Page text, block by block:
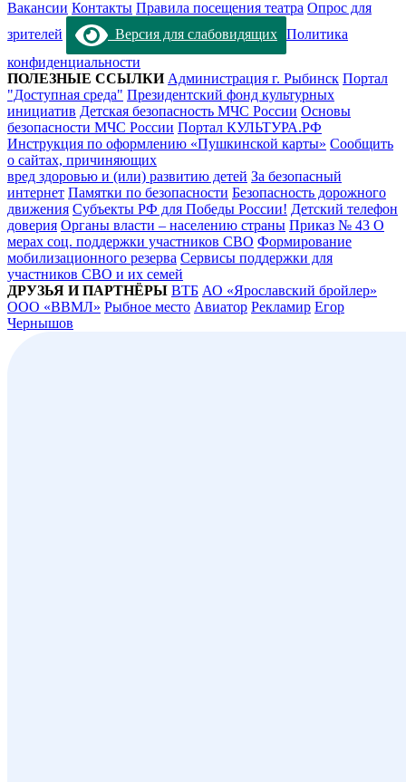
Вакансии Контакты Правила посещения театра Опрос для
зрителей
Версия для слабовидящих Политика
конфиденциальности
ПОЛЕЗНЫЕ ССЫЛКИ Администрация г. Рыбинск Портал
"Доступная среда" Президентский фонд культурных
инициатив Детская безопасность МЧС России Основы
безопасности МЧС России Портал КУЛЬТУРА.РФ
Инструкция по оформлению «Пушкинской карты» Сообщить
о сайтах, причиняющих
вред здоровью и (или) развитию детей За безопасный
интернет Памятки по безопасности Безопасность дорожного
движения Субъекты РФ для Победы России! Детский телефон
доверия Органы власти – населению страны Приказ № 43 О
мерах соц. поддержки участников СВО Формирование
мобилизационного резерва Сервисы поддержки для
участников СВО и их семей
ДРУЗЬЯ И ПАРТНЁРЫ ВТБ АО «Ярославский бройлер»
ООО «ВВМЛ» Рыбное место Авиатор Рекламир Егор
Чернышов